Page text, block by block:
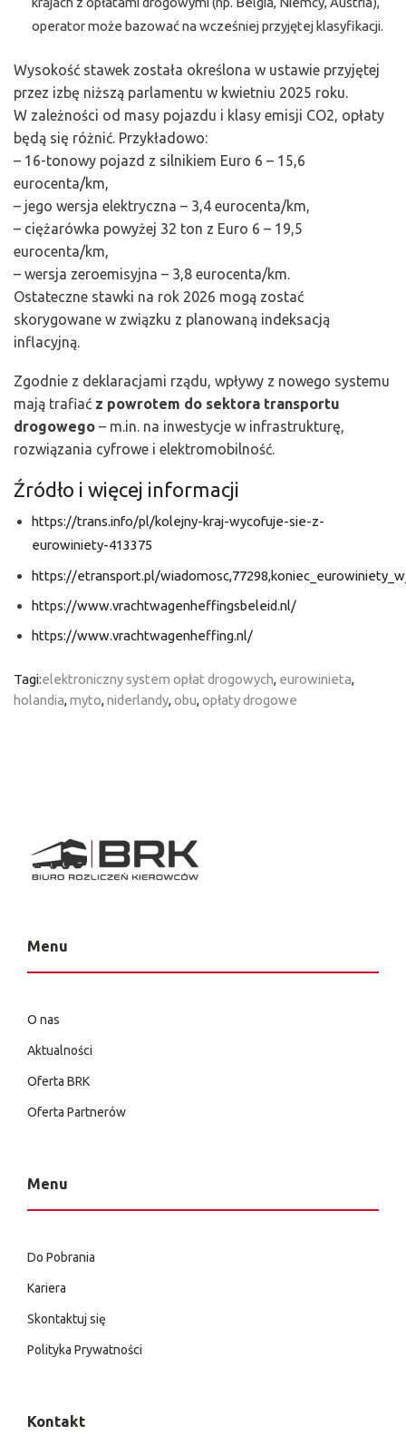
operator może bazować na wcześniej przyjętej klasyfikacji.
Wysokość stawek została określona w ustawie przyjętej
przez izbę niższą parlamentu w kwietniu 2025 roku.
W zależności od masy pojazdu i klasy emisji CO2, opłaty
będą się różnić. Przykładowo:
– 16-tonowy pojazd z silnikiem Euro 6 – 15,6
eurocenta/km,
– jego wersja elektryczna – 3,4 eurocenta/km,
– ciężarówka powyżej 32 ton z Euro 6 – 19,5
eurocenta/km,
– wersja zeroemisyjna – 3,8 eurocenta/km.
Ostateczne stawki na rok 2026 mogą zostać
skorygowane w związku z planowaną indeksacją
inflacyjną.
Zgodnie z deklaracjami rządu, wpływy z nowego systemu
mają trafiać z powrotem do sektora transportu
drogowego – m.in. na inwestycje w infrastrukturę,
rozwiązania cyfrowe i elektromobilność.
Źródło i więcej informacji
https://trans.info/pl/kolejny-kraj-wycofuje-sie-z-
eurowiniety-413375
https://etransport.pl/
https://www.vrachtwagenheffingsbeleid.nl/
https://www.vrachtwagenheffing.nl/
Tagi:elektroniczny system opłat drogowych, eurowinieta,
holandia,myto,niderlandy,obu,opłaty drogowe
Menu
O nas
Aktualności
Oferta BRK
Oferta Partnerów
Menu
Do Pobrania
Kariera
Skontaktuj się
Polityka Prywatności
Kontakt